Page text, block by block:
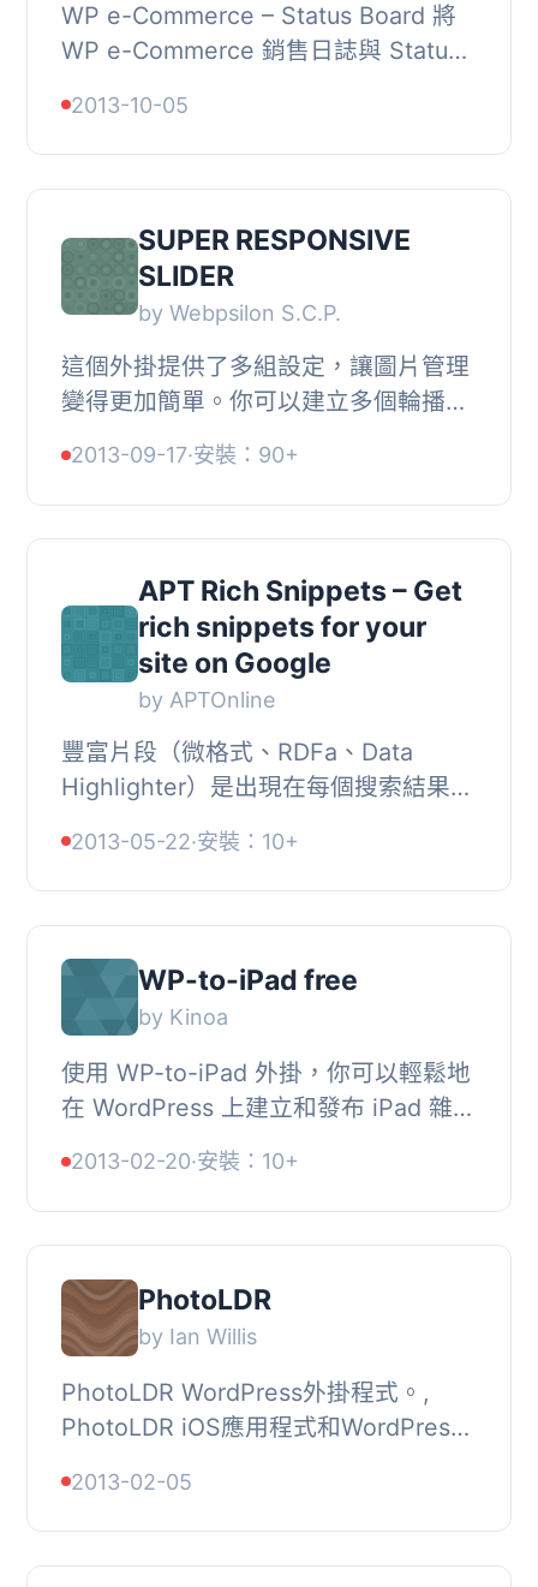
WP e-Commerce – Status Board 將
WP e-Commerce 銷售日誌與 Status
過按鈕或在 wp-admin 中 WP e-
Commerce 銷售...
2013-10-05
SUPER RESPONSIVE
SLIDER
by Webpsilon S.C.P.
這個外掛提供了多組設定，讓圖片管理
變得更加簡單。你可以建立多個輪播，
插入 HTML 代碼中。安裝此外掛，啟
用後在「設定...
2013-09-17·安裝：90+
APT Rich Snippets – Get
rich snippets for your
site on Google
by APTOnline
豐富片段（微格式、RDFa、Data
Highlighter）是出現在每個搜索結果下
將星級評分、評論資訊、音樂連結和事
件資訊加入文章...
2013-05-22·安裝：10+
WP-to-iPad free
by Kinoa
使用 WP-to-iPad 外掛，你可以輕鬆地
在 WordPress 上建立和發布 iPad 雜
部落格讀者提供一個針對 iPad 進行優
化的版本！
2013-02-20·安裝：10+
PhotoLDR
by Ian Willis
PhotoLDR WordPress外掛程式。,
PhotoLDR iOS應用程式和WordPress
理員可以輕鬆地新增/更新/刪除網站上
的內容和照片。, 此...
2013-02-05